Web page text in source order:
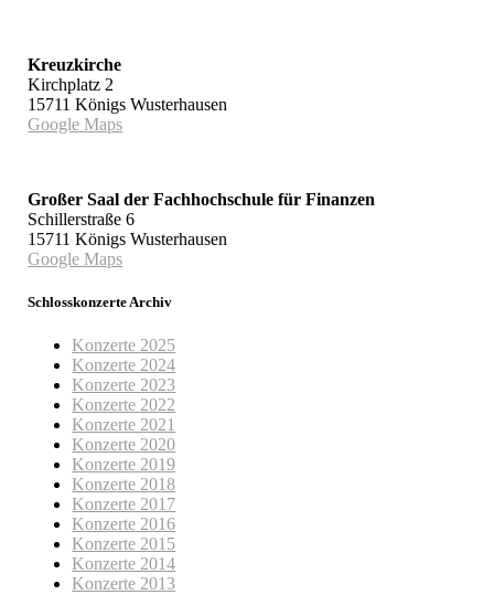
Kreuzkirche
Kirchplatz 2
15711 Königs Wusterhausen
Google Maps
Großer Saal der Fachhochschule für Finanzen
Schillerstraße 6
15711 Königs Wusterhausen
Google Maps
Schlosskonzerte Archiv
Konzerte 2025
Konzerte 2024
Konzerte 2023
Konzerte 2022
Konzerte 2021
Konzerte 2020
Konzerte 2019
Konzerte 2018
Konzerte 2017
Konzerte 2016
Konzerte 2015
Konzerte 2014
Konzerte 2013